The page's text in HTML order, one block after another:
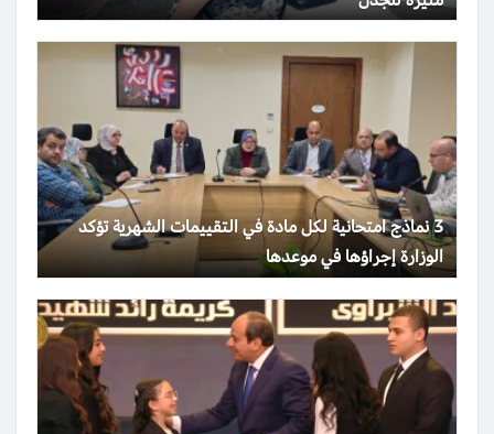
3 نماذج امتحانية لكل مادة في التقييمات الشهرية تؤكد
الوزارة إجراؤها في موعدها